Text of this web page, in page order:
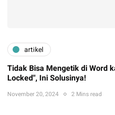
artikel
Tidak Bisa Mengetik di Word
Locked", Ini Solusinya!
November 20, 2024 2 Mins read